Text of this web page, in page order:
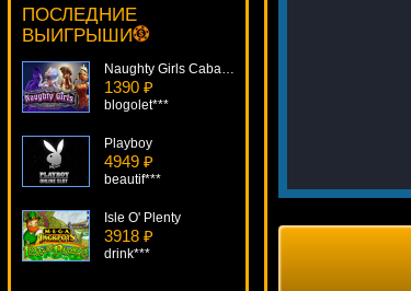
ПОСЛЕДНИЕ
ВЫИГРЫШИ
799 ₽
lucky***
Naughty Girls Cabaret
1390 ₽
blogolet***
Playboy
4949 ₽
beautif***
Isle O' Plenty
3918 ₽
drink***